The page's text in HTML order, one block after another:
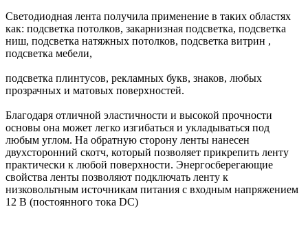
Светодиодная лента получила применение в таких областях
как: подсветка потолков, закарнизная подсветка, подсветка
ниш, подсветка натяжных потолков, подсветка витрин ,
подсветка мебели,
подсветка плинтусов, рекламных букв, знаков, любых
прозрачных и матовых поверхностей.
Благодаря отличной эластичности и высокой прочности
основы она может легко изгибаться и укладываться под
любым углом. На обратную сторону ленты нанесен
двухсторонний скотч, который позволяет прикрепить ленту
практически к любой поверхности. Энергосберегающие
свойства ленты позволяют подключать ленту к
низковольтным источникам питания с входным напряжением
12 В (постоянного тока DC)